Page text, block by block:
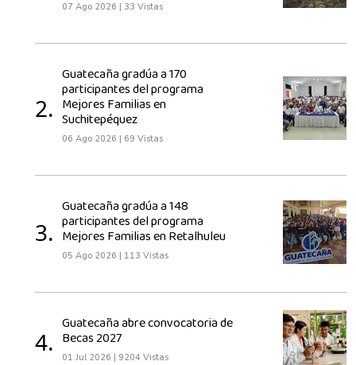
07 Ago 2026 | 33 Vistas
2.
Guatecaña gradúa a 170
participantes del programa
Mejores Familias en
Suchitepéquez
06 Ago 2026 | 69 Vistas
3.
Guatecaña gradúa a 148
participantes del programa
Mejores Familias en Retalhuleu
05 Ago 2026 | 113 Vistas
4.
Guatecaña abre convocatoria de
Becas 2027
01 Jul 2026 | 9204 Vistas